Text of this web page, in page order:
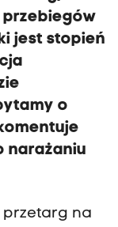
przebiegów
jest stopień
o
narażaniu
przetarg na